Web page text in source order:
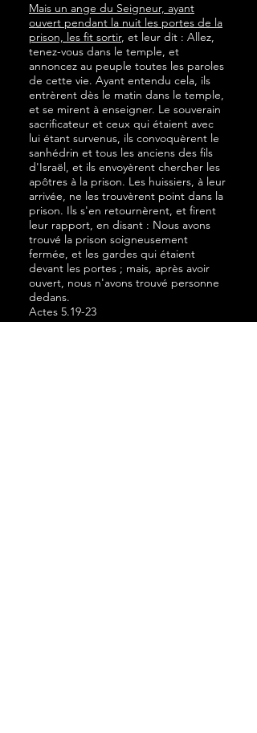
Mais un ange du Seigneur, ayant
ouvert pendant la nuit les portes de la
prison, les fit sortir, et leur dit : ​​Allez,
tenez-vous dans le temple, et
annoncez au peuple toutes les paroles
de cette vie. Ayant entendu cela, ils
entrèrent dès le matin dans le temple,
et se mirent à enseigner. Le souverain
sacrificateur et ceux qui étaient avec
lui étant survenus, ils convoquèrent le
sanhédrin et tous les anciens des fils
d'Israël, et ils envoyèrent chercher les
apôtres à la prison. Les huissiers, à leur
arrivée, ne les trouvèrent point dans la
prison. Ils s'en retournèrent, et firent
leur rapport, en disant : Nous avons
trouvé la prison soigneusement
fermée, et les gardes qui étaient
devant les portes ; mais, après avoir
ouvert, nous n'avons trouvé personne
dedans.
Actes 5.19-23